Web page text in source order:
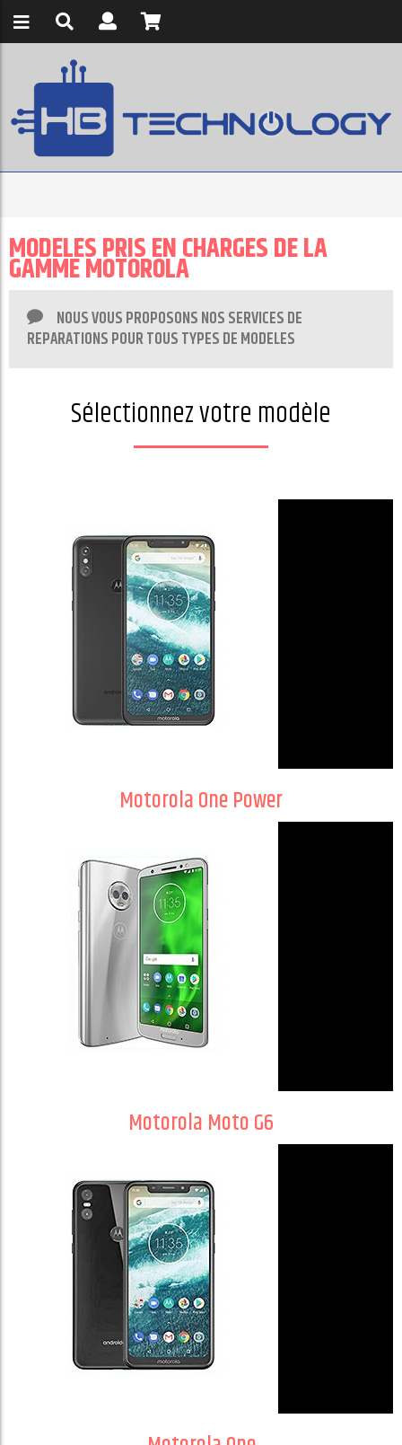
MODELES PRIS EN CHARGES DE LA
GAMME MOTOROLA
NOUS VOUS PROPOSONS NOS SERVICES DE
REPARATIONS POUR TOUS TYPES DE MODELES
Sélectionnez votre modèle
Motorola One Power
Motorola Moto G6